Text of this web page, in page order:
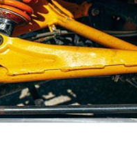
Lastik Oteli